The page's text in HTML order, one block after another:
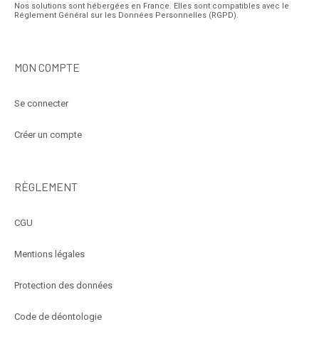
Nos solutions sont hébergées en France. Elles sont compatibles avec le
Réglement Général sur les Données Personnelles (RGPD).
MON COMPTE
Se connecter
Créer un compte
RÈGLEMENT
CGU
Mentions légales
Protection des données
Code de déontologie